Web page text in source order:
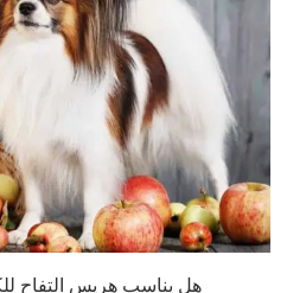
هل يناسب هريس التفاح